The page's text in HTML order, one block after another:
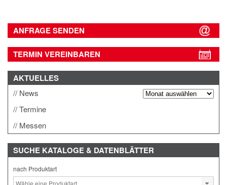
ANFRAGE SENDEN
TERMIN VEREINBAREN
AKTUELLES
News
Termine
Messen
SUCHE KATALOGE & DATENBLÄTTER
nach Produktart